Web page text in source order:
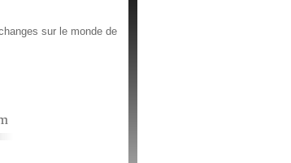
sur le monde de